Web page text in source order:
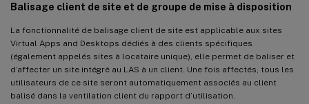
Balisage client de site et de groupe de mise à disposition
La fonctionnalité de balisage client de site est applicable aux sites
Virtual Apps and Desktops dédiés à des clients spécifiques
(également appelés sites à locataire unique), elle permet de baliser et
d’affecter un site intégré au LAS à un client. Une fois affectés, tous les
utilisateurs de ce site seront automatiquement associés au client
balisé dans la ventilation client du rapport d’utilisation.